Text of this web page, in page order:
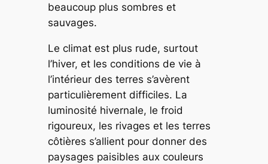
beaucoup plus sombres et
sauvages.
Le climat est plus rude, surtout
l’hiver, et les conditions de vie à
l’intérieur des terres s’avèrent
particulièrement difficiles. La
luminosité hivernale, le froid
rigoureux, les rivages et les terres
côtières s’allient pour donner des
paysages paisibles aux couleurs